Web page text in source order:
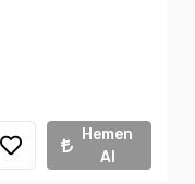
Hemen
Al